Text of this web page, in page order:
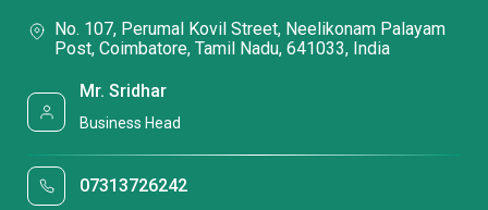
No. 107, Perumal Kovil Street, Neelikonam Palayam
Post, Coimbatore, Tamil Nadu, 641033, India
Mr. Sridhar
Business Head
07313726242